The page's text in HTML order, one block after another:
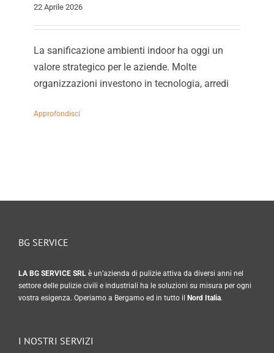
22 Aprile 2026
La sanificazione ambienti indoor ha oggi un
valore strategico per le aziende. Molte
organizzazioni investono in tecnologia, arredi
BG SERVICE
LA BG SERVICE SRLè un’azienda di pulizie attiva da diversi anni nel
settore delle pulizie civili e industriali ha le soluzioni su misura per ogni
vostra esigenza. Operiamo a Bergamo ed in tutto il
Nord Italia.
I NOSTRI SERVIZI